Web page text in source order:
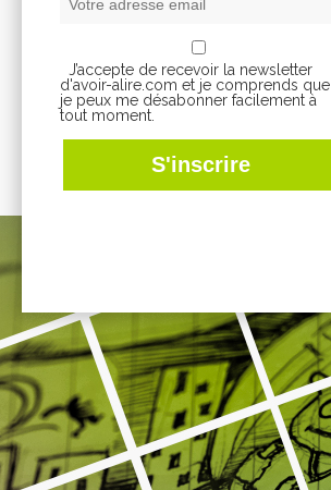
J’accepte de recevoir la newsletter
d'avoir-alire.com et je comprends que
je peux me désabonner facilement à
tout moment.